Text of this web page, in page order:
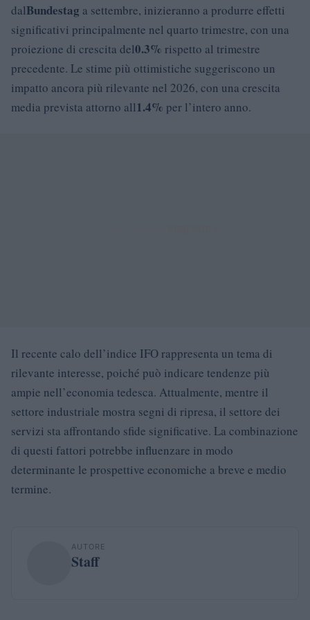
dalBundestag a settembre, inizieranno a produrre effetti
significativi principalmente nel quarto trimestre, con una
proiezione di crescita del0.3% rispetto al trimestre
precedente. Le stime più ottimistiche suggeriscono un
impatto ancora più rilevante nel 2026, con una crescita
media prevista attorno all1.4% per l’intero anno.
Il recente calo dell’indice IFO rappresenta un tema di
rilevante interesse, poiché può indicare tendenze più
ampie nell’economia tedesca. Attualmente, mentre il
settore industriale mostra segni di ripresa, il settore dei
servizi sta affrontando sfide significative. La combinazione
di questi fattori potrebbe influenzare in modo
determinante le prospettive economiche a breve e medio
termine.
AUTORE
Staff